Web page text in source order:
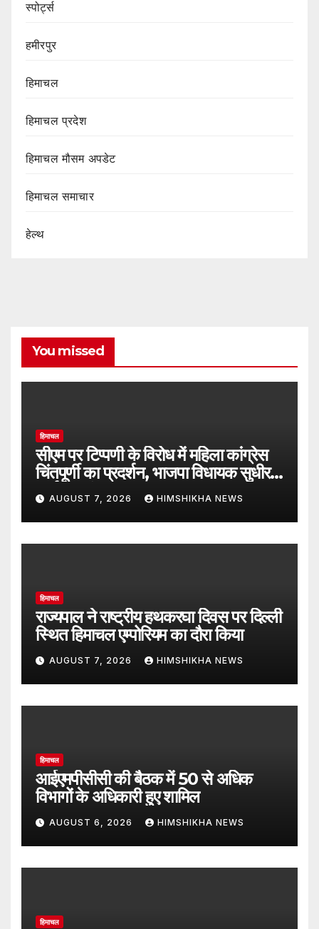
स्पोर्ट्स
हमीरपुर
हिमाचल
हिमाचल प्रदेश
हिमाचल मौसम अपडेट
हिमाचल समाचार
हेल्थ
You missed
हिमाचल
सीएम पर टिप्पणी के विरोध में महिला कांग्रेस
चिंतपूर्णी का प्रदर्शन, भाजपा विधायक सुधीर
शर्मा का फूंका पुतला
AUGUST 7, 2026 HIMSHIKHA NEWS
हिमाचल
राज्यपाल ने राष्ट्रीय हथकरघा दिवस पर दिल्ली
स्थित हिमाचल एम्पोरियम का दौरा किया
AUGUST 7, 2026 HIMSHIKHA NEWS
हिमाचल
आईएमपीसीसी की बैठक में 50 से अधिक
विभागों के अधिकारी हुए शामिल
AUGUST 6, 2026 HIMSHIKHA NEWS
हिमाचल